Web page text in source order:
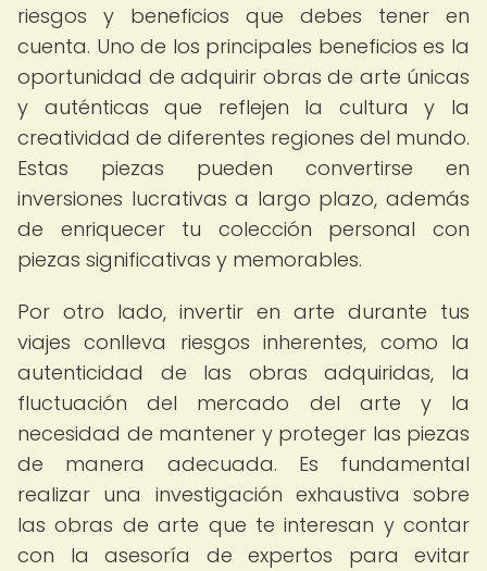
riesgos y beneficios que debes tener en
cuenta. Uno de los principales beneficios es la
oportunidad de adquirir obras de arte únicas
y auténticas que reflejen la cultura y la
creatividad de diferentes regiones del mundo.
Estas piezas pueden convertirse en
inversiones lucrativas a largo plazo, además
de enriquecer tu colección personal con
piezas significativas y memorables.
Por otro lado, invertir en arte durante tus
viajes conlleva riesgos inherentes, como la
autenticidad de las obras adquiridas, la
fluctuación del mercado del arte y la
necesidad de mantener y proteger las piezas
de manera adecuada. Es fundamental
realizar una investigación exhaustiva sobre
las obras de arte que te interesan y contar
con la asesoría de expertos para evitar